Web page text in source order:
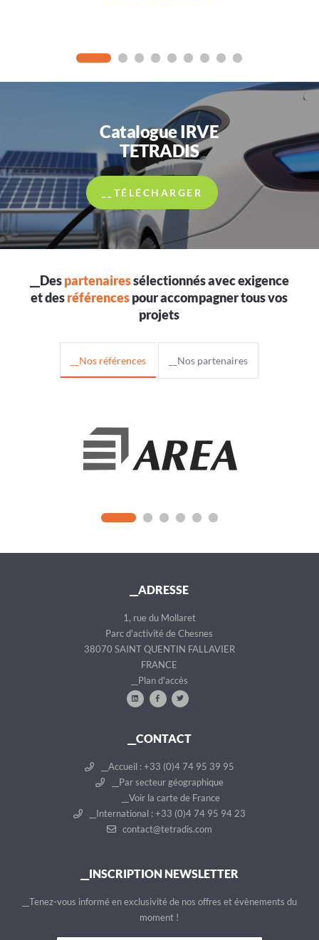
Catalogue IRVE
TETRADIS
__TÉLÉCHARGER
__Despartenairessélectionnés avec exigence
et desréférencespour accompagner tous vos
projets
__Nos références __Nos partenaires
__ADRESSE
1, rue du Mollaret
Parc d'activité de Chesnes
38070 SAINT QUENTIN FALLAVIER
FRANCE
__Plan d'accès
__CONTACT
__Accueil : +33 (0)4 74 95 39 95
__Par secteur géographique
__Voir la carte de France
__International : +33 (0)4 74 95 94 23
contact@tetradis.com
__INSCRIPTION NEWSLETTER
__Tenez-vous informé en exclusivité de nos offres et évènements du
moment !